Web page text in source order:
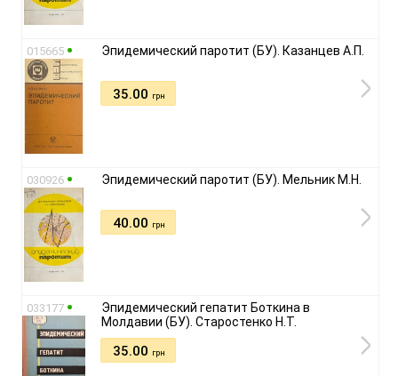
015665 Эпидемический паротит (БУ). Казанцев А.П.
35.00 грн
030926 Эпидемический паротит (БУ). Мельник М.Н.
40.00 грн
033177
Эпидемический гепатит Боткина в
Молдавии (БУ). Старостенко Н.Т.
35.00 грн